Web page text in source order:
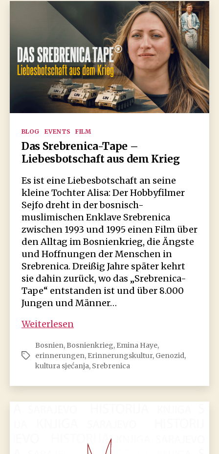
Kategorien
BLOG EVENTS FILM
Das Srebrenica-Tape –
Liebesbotschaft aus dem Krieg
Es ist eine Liebesbotschaft an seine
kleine Tochter Alisa: Der Hobbyfilmer
Sejfo dreht in der bosnisch-
muslimischen Enklave Srebrenica
zwischen 1993 und 1995 einen Film über
den Alltag im Bosnienkrieg, die Ängste
und Hoffnungen der Menschen in
Srebrenica. Dreißig Jahre später kehrt
sie dahin zurück, wo das „Srebrenica-
Tape“ entstanden ist und über 8.000
Jungen und Männer…
Weiterlesen
Tape
–
Liebesbotschaft
aus
Schlagwörter
Bosnien, Bosnienkrieg, Emina Haye,
erinnerungen, Erinnerungskultur, Genozid,
kultura sjećanja, Srebrenica